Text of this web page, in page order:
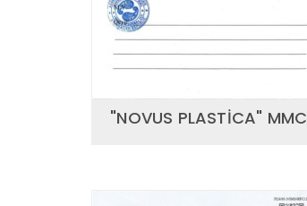
"NOVUS PLASTİCA" MMC